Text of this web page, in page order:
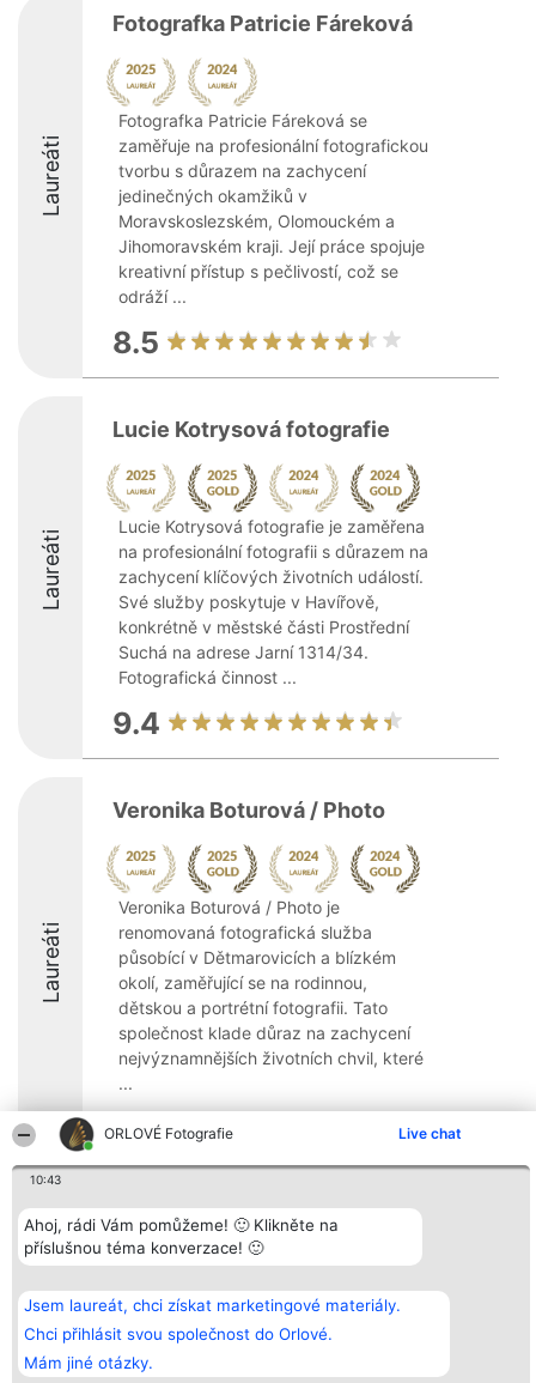
ORLOVÉ Fotografie Live chat
10:43
Ahoj, rádi Vám pomůžeme! 🙂 Klikněte na
příslušnou téma konverzace! 🙂
Jsem laureát, chci získat marketingové materiály.
Chci přihlásit svou společnost do Orlové.
Mám jiné otázky.
Laureáti
Fotografka Patricie Fáreková
Fotografka Patricie Fáreková se
zaměřuje na profesionální fotografickou
tvorbu s důrazem na zachycení
jedinečných okamžiků v
Moravskoslezském, Olomouckém a
Jihomoravském kraji. Její práce spojuje
kreativní přístup s pečlivostí, což se
odráží ...
8.5
Laureáti
Lucie Kotrysová fotografie
Lucie Kotrysová fotografie je zaměřena
na profesionální fotografii s důrazem na
zachycení klíčových životních událostí.
Své služby poskytuje v Havířově,
konkrétně v městské části Prostřední
Suchá na adrese Jarní 1314/34.
Fotografická činnost ...
9.4
Laureáti
Veronika Boturová / Photo
Veronika Boturová / Photo je
renomovaná fotografická služba
působící v Dětmarovicích a blízkém
okolí, zaměřující se na rodinnou,
dětskou a portrétní fotografii. Tato
společnost klade důraz na zachycení
nejvýznamnějších životních chvil, které
...
9.7
Organizátor hlasování
Bright Side Solutions sp. z o.
o. sp. k.
ul. Ruska 22
KRS 0000749100 | Regon
381313360 | NIP 8943132676
Plebiscyt
Vítězové
Seznam všech
laureátů
Pravidla
ochrany
Kontakt